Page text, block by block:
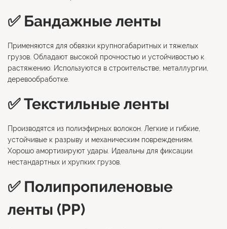
✅ Бандажные ленты
Применяются для обвязки крупногабаритных и тяжелых
грузов. Обладают высокой прочностью и устойчивостью к
растяжению. Используются в строительстве, металлургии,
деревообработке.
✅ Текстильные ленты
Производятся из полиэфирных волокон. Легкие и гибкие,
устойчивые к разрыву и механическим повреждениям.
Хорошо амортизируют удары. Идеальны для фиксации
нестандартных и хрупких грузов.
✅ Полипропиленовые
ленты (PP)